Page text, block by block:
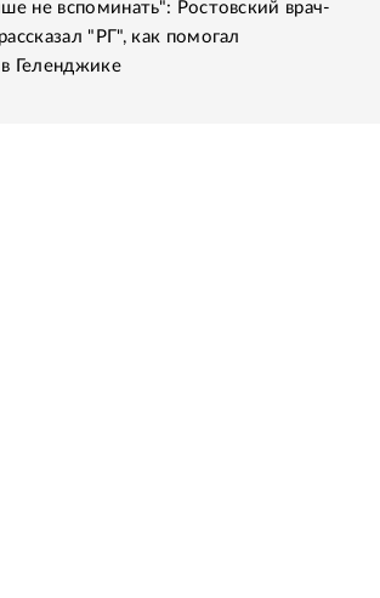
не вспоминать": Ростовский врач-
"РГ", как помогал
Геленджике